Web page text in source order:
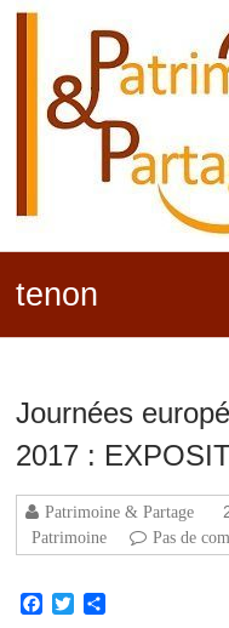
PARTAGE
tenon
Journées
2017 :
Patrimoine & Partage
Patrimoine
Pas de
Facebook
Twitter